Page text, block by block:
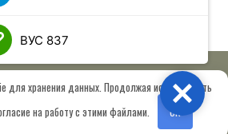
спецназа ГРУ имени Героя РФ
об образовательной организации
для хранения данных. Продолжая использовать
на работу с этими файлами.
OK
ВУС 837
Close